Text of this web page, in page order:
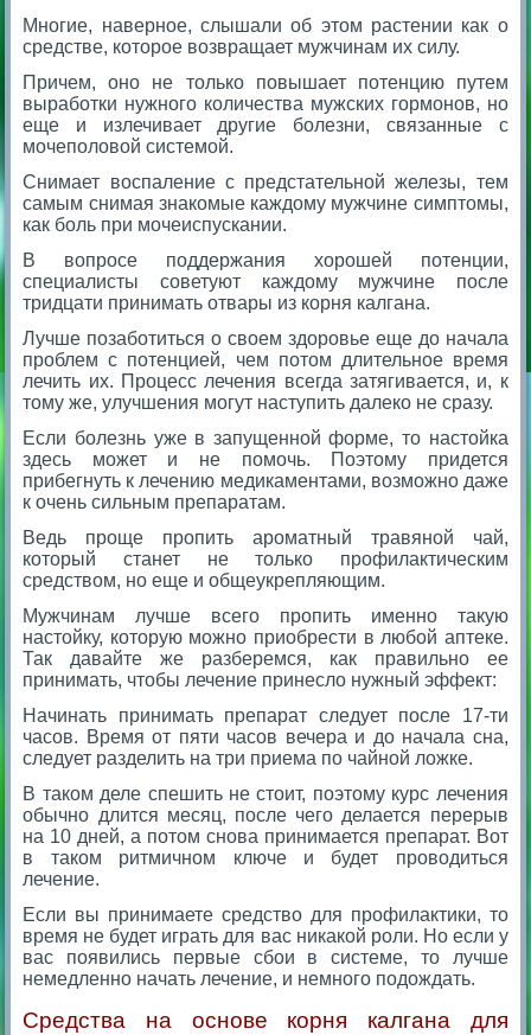
Многие, наверное, слышали об этом растении как о
средстве, которое возвращает мужчинам их силу.
Причем, оно не только повышает потенцию путем
выработки нужного количества мужских гормонов, но
еще и излечивает другие болезни, связанные с
мочеполовой системой.
Снимает воспаление с предстательной железы, тем
самым снимая знакомые каждому мужчине симптомы,
как боль при мочеиспускании.
В вопросе поддержания хорошей потенции,
специалисты советуют каждому мужчине после
тридцати принимать отвары из корня калгана.
Лучше позаботиться о своем здоровье еще до начала
проблем с потенцией, чем потом длительное время
лечить их. Процесс лечения всегда затягивается, и, к
тому же, улучшения могут наступить далеко не сразу.
Если болезнь уже в запущенной форме, то настойка
здесь может и не помочь. Поэтому придется
прибегнуть к лечению медикаментами, возможно даже
к очень сильным препаратам.
Ведь проще пропить ароматный травяной чай,
который станет не только профилактическим
средством, но еще и общеукрепляющим.
Мужчинам лучше всего пропить именно такую
настойку, которую можно приобрести в любой аптеке.
Так давайте же разберемся, как правильно ее
принимать, чтобы лечение принесло нужный эффект:
Начинать принимать препарат следует после 17-ти
часов. Время от пяти часов вечера и до начала сна,
следует разделить на три приема по чайной ложке.
В таком деле спешить не стоит, поэтому курс лечения
обычно длится месяц, после чего делается перерыв
на 10 дней, а потом снова принимается препарат. Вот
в таком ритмичном ключе и будет проводиться
лечение.
Если вы принимаете средство для профилактики, то
время не будет играть для вас никакой роли. Но если у
вас появились первые сбои в системе, то лучше
немедленно начать лечение, и немного подождать.
Средства на основе корня калгана для